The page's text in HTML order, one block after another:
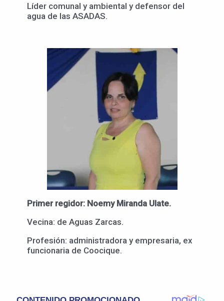
Líder comunal y ambiental y defensor del
agua de las ASADAS.
Primer regidor: Noemy Miranda Ulate.
Vecina: de Aguas Zarcas.
Profesión: administradora y empresaria, ex
funcionaria de Coocique.